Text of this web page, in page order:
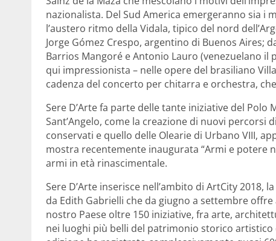
nazionalista. Del Sud America emergeranno sia i
l’austero ritmo della Vidala, tipico del nord
Jorge Gómez Crespo, argentino di Buenos Aires;
Barrios Mangoré e Antonio Lauro (venezuelano il
qui impressionista – nelle opere del brasiliano
cadenza del concerto per chitarra e orchestra,
Sere D’Arte fa parte delle tante iniziative del Polo
Sant’Angelo, come la creazione di nuovi
conservati e quello delle Olearie di Urbano VIII,
mostra recentemente inaugurata “Armi e potere
armi in età rinascimentale.
Sere D’Arte inserisce nell’ambito di ArtCity
da Edith Gabrielli che da giugno a settembre
nostro Paese oltre 150 iniziative, fra arte,
nei luoghi più belli del patrimonio storico